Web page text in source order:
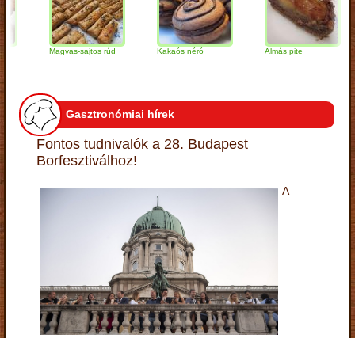
Magvas-sajtos rúd Kakaós néró Almás pite
Gasztronómiai hírek
Fontos tudnivalók a 28. Budapest
Borfesztiválhoz!
A